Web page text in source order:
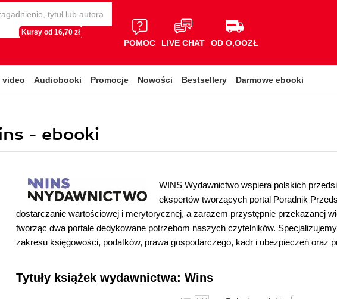
Kursy od 16,70 zł
POMOC LIVE CHAT OD O,OOZŁ
video Audiobooki Promocje Nowości Bestsellery Darmowe ebooki
- ebooki
WINS Wydawnictwo wspiera polskich
ekspertów tworzących portal Poradnik
dostarczanie wartościowej i merytorycznej, a zarazem przystępnie przekazanej
tworząc dwa portale dedykowane potrzebom naszych czytelników.
zakresu księgowości, podatków, prawa gospodarczego, kadr i ubezpieczeń oraz
Tytuły książek wydawnictwa: Wins